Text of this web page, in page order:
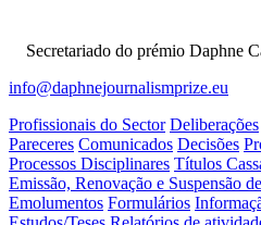
Secretariado do prémio Daphne
info@daphnejournalismprize.eu
Profissionais do Sector Deliberações
Pareceres Comunicados Decisões
Processos Disciplinares Títulos
Emissão, Renovação e Suspensão
Emolumentos Formulários